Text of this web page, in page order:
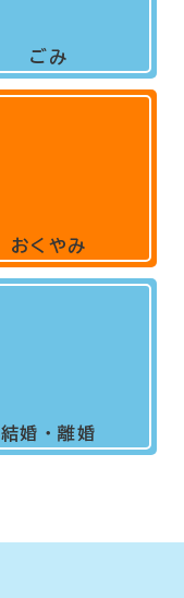
ごみ
おくやみ
結婚・離婚